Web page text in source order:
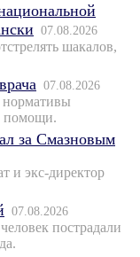
07.08.2026
шакалов,
07.08.2026
нормативы
помощи.
за Смазновым
и экс-директор
07.08.2026
пострадали